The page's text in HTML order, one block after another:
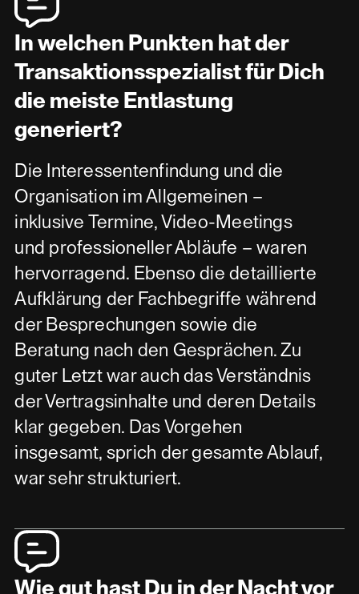
In welchen Punkten hat der
Transaktionsspezialist für Dich
die meiste Entlastung
generiert?
Die Interessentenfindung und die
Organisation im Allgemeinen –
inklusive Termine, Video-Meetings
und professioneller Abläufe – waren
hervorragend. Ebenso die detaillierte
Aufklärung der Fachbegriffe während
der Besprechungen sowie die
Beratung nach den Gesprächen. Zu
guter Letzt war auch das Verständnis
der Vertragsinhalte und deren Details
klar gegeben. Das Vorgehen
insgesamt, sprich der gesamte Ablauf,
war sehr strukturiert.
Wie gut hast Du in der Nacht vor